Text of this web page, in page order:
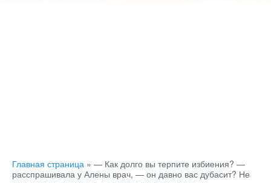
Главная страница » — Как долго вы терпите избиения? —
расспрашивала у Алены врач, — он давно вас дубасит? Не